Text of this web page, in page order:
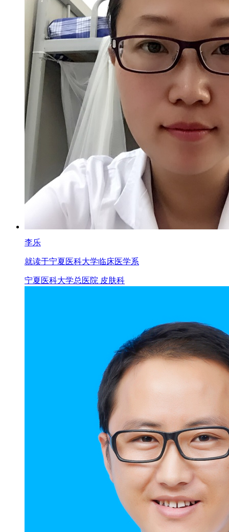
李乐
就读于宁夏医科大学临床医学系
宁夏医科大学总医院 皮肤科